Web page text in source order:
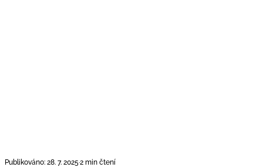
Publikováno: 28. 7. 2025·2 min čtení